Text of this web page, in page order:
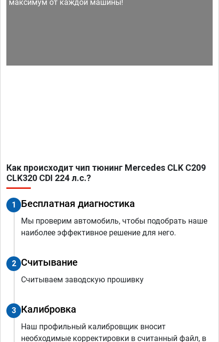
максимум от каждой машины!
Как происходит чип тюнинг Mercedes CLK C209
CLK320 CDI 224 л.с.?
1 Бесплатная диагностика
Мы проверим автомобиль, чтобы подобрать наше
наиболее эффективное решение для него.
2 Считывание
Считываем заводскую прошивку
3 Калибровка
Наш профильный калибровщик вносит
необходимые корректировки в считанный файл, в